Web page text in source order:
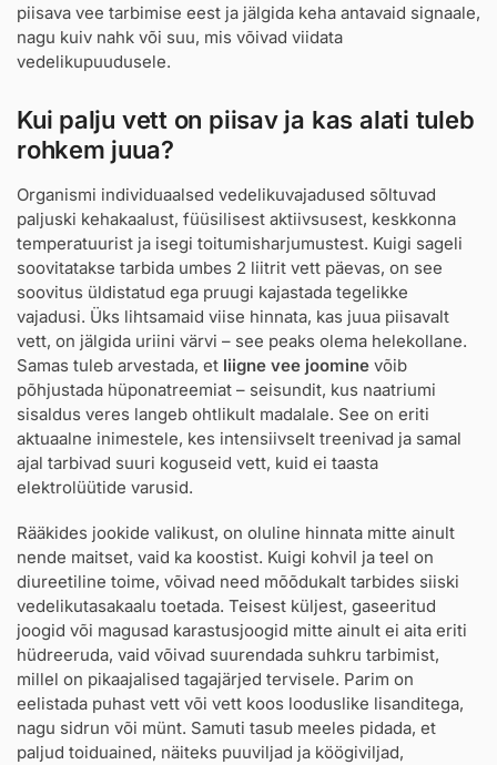
piisava vee tarbimise eest ja jälgida keha antavaid signaale,
nagu kuiv nahk või suu, mis võivad viidata
vedelikupuudusele.
Kui palju vett on piisav ja kas alati tuleb
rohkem juua?
Organismi individuaalsed vedelikuvajadused sõltuvad
paljuski kehakaalust, füüsilisest aktiivsusest, keskkonna
temperatuurist ja isegi toitumisharjumustest. Kuigi sageli
soovitatakse tarbida umbes 2 liitrit vett päevas, on see
soovitus üldistatud ega pruugi kajastada tegelikke
vajadusi. Üks lihtsamaid viise hinnata, kas juua piisavalt
vett, on jälgida uriini värvi – see peaks olema helekollane.
Samas tuleb arvestada, et liigne vee joomine võib
põhjustada hüponatreemiat – seisundit, kus naatriumi
sisaldus veres langeb ohtlikult madalale. See on eriti
aktuaalne inimestele, kes intensiivselt treenivad ja samal
ajal tarbivad suuri koguseid vett, kuid ei taasta
elektrolüütide varusid.
Rääkides jookide valikust, on oluline hinnata mitte ainult
nende maitset, vaid ka koostist. Kuigi kohvil ja teel on
diureetiline toime, võivad need mõõdukalt tarbides siiski
vedelikutasakaalu toetada. Teisest küljest, gaseeritud
joogid või magusad karastusjoogid mitte ainult ei aita eriti
hüdreeruda, vaid võivad suurendada suhkru tarbimist,
millel on pikaajalised tagajärjed tervisele. Parim on
eelistada puhast vett või vett koos looduslike lisanditega,
nagu sidrun või münt. Samuti tasub meeles pidada, et
paljud toiduained, näiteks puuviljad ja köögiviljad,